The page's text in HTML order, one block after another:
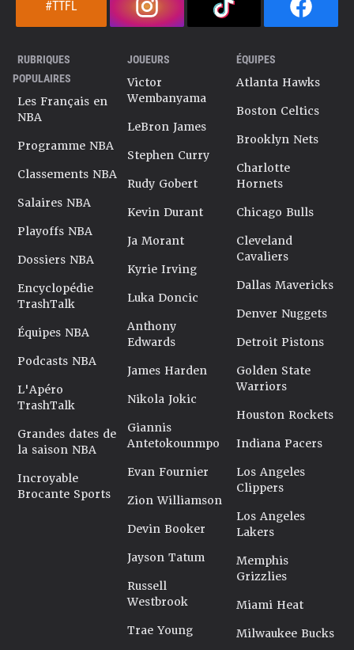
#TTFL
RUBRIQUES
POPULAIRES
Les Français en
NBA
Programme NBA
Classements NBA
Salaires NBA
Playoffs NBA
Dossiers NBA
Encyclopédie
TrashTalk
Équipes NBA
Podcasts NBA
L'Apéro
TrashTalk
Grandes dates de
la saison NBA
Incroyable
Brocante Sports
JOUEURS
Victor
Wembanyama
LeBron James
Stephen Curry
Rudy Gobert
Kevin Durant
Ja Morant
Kyrie Irving
Luka Doncic
Anthony
Edwards
James Harden
Nikola Jokic
Giannis
Antetokounmpo
Evan Fournier
Zion Williamson
Devin Booker
Jayson Tatum
Russell
Westbrook
Trae Young
ÉQUIPES
Atlanta Hawks
Boston Celtics
Brooklyn Nets
Charlotte
Hornets
Chicago Bulls
Cleveland
Cavaliers
Dallas Mavericks
Denver Nuggets
Detroit Pistons
Golden State
Warriors
Houston Rockets
Indiana Pacers
Los Angeles
Clippers
Los Angeles
Lakers
Memphis
Grizzlies
Miami Heat
Milwaukee Bucks